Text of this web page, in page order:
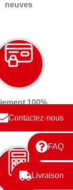
Contactez-nous
FAQ
Livraison
neuves
100%
3D
secure